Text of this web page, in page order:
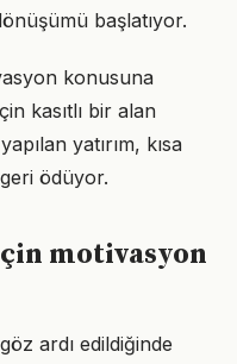
başlatıyor.
konusuna
kasıtlı bir alan
yatırım, kısa
ödüyor.
motivasyon
ardı edildiğinde